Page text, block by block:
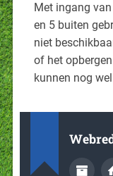
Met ingang
en 5 buiten
niet
of het
kunnen nog